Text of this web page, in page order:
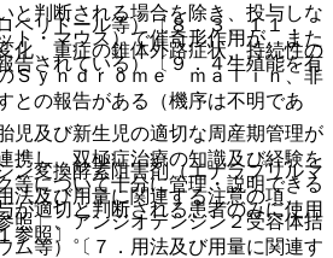
と判断される場合を除き、投与しな
ト・マウス）で催奇形作用が、また
告されている）〔９．４生殖能を有
及び新生児の適切な周産期管理が
携し、双極症治療の知識及び経験を
等について十分に管理・説明できる
が適切と判断される患者のみに使用
参照〕。
リドール等）〔８．３、１１．
化、重症の錐体外路症状、持続性の
Ｓｙｎｄｒｏｍｅ ｍａｌｉｎ、非
との報告がある（機序は不明であ
変換酵素阻害剤（エナラプリルマ
法及び用量に関連する注意の項、
照〕、アンジオテンシン２受容体拮
ム等）〔７．用法及び用量に関連す